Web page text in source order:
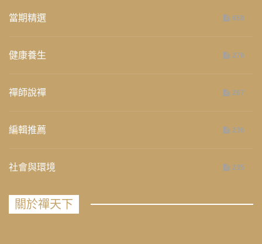
當期精選 658
健康養生 276
禪師說禪 267
編輯推薦 236
社會與環境 235
關於禪天下